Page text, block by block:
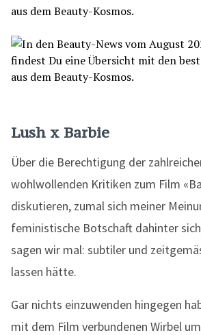
Lush x Barbie
Über die Berechtigung der
wohlwollenden Kritiken zum Film
diskutieren, zumal sich meiner
feministische Botschaft dahinter
sagen wir mal: subtiler und
lassen hätte.
Gar nichts einzuwenden hingegen
mit dem Film verbundenen Wirbel